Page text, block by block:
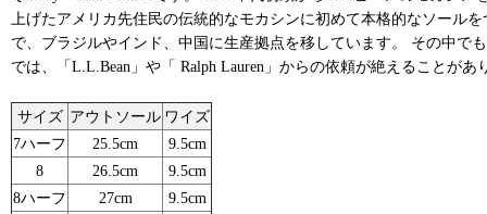
上げたアメリカ先住民の伝統的なモカシンに初めて本格的なソール
で、ブラジルやインド、中国に生産拠点を移しています。 その中で
では、「L.L.Bean」や「 Ralph Lauren」からの依頼が絶えることがあ
サイズ アウトソール ワイズ
7ハーフ
25.5cm
9.5cm
8
26.5cm
9.5cm
8ハーフ
27cm
9.5cm